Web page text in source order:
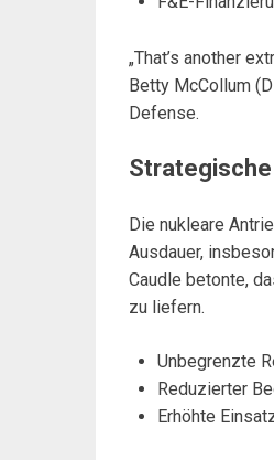
„That’s another
Betty McCollum
Defense.
Die nukleare
Ausdauer,
Caudle betonte,
zu liefern.
Unbegrenzte
Reduzierter
Erhöhte